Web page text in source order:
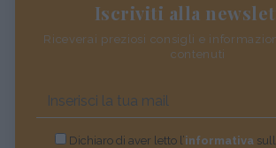
Iscriviti alla
Riceverai preziosi consigli e
contenuti
Dichiaro di aver letto l’informativa